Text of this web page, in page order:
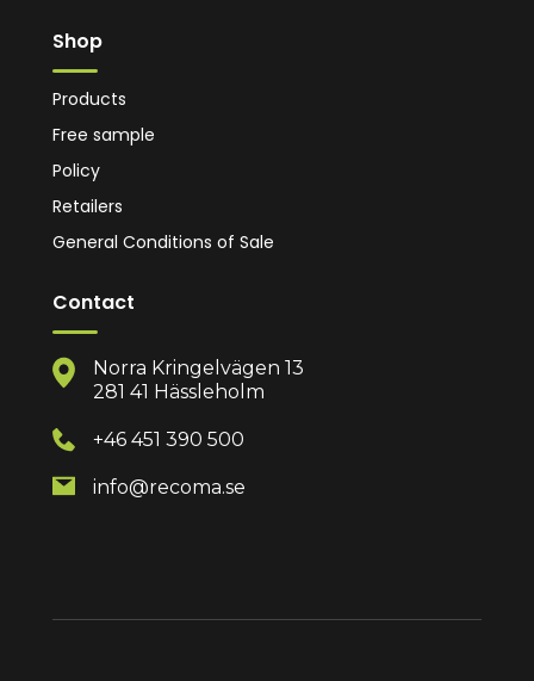
Shop
Products
Free sample
Policy
Retailers
General Conditions of Sale
Contact
Norra Kringelvägen 13
281 41 Hässleholm
+46 451 390 500
info@recoma.se